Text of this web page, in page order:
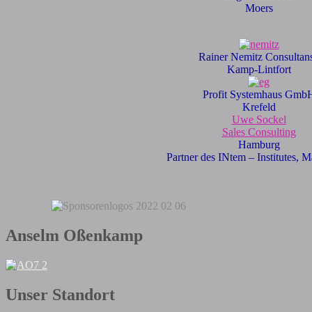
Moers
Rainer Nemitz
Kamp-Lintfort
Profit Systemhaus
Krefeld
Uwe Sockel
Sales Consulting
Hamburg
Partner des INtem – Institutes,
Anselm Oßenkamp
Unser Standort